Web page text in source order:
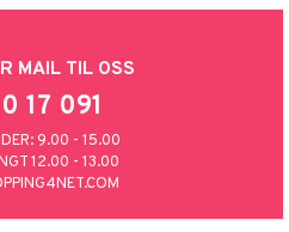
MAIL TIL OSS
17 091
9.00 - 15.00
12.00 - 13.00